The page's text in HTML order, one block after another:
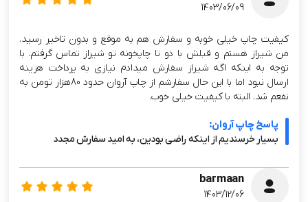
1403/06/09
کیفیت چاپ خیلی خوبه و سفارش هم به موقع و بدون تاخیر رسید.
من شیراز هستم و قبلش با دو تا چاپخونه تو شیراز تماس گرفتم. با
توجه به اینکه اگه شیراز سفارش میدادم نیازی به پرداخت هزینه
ارسال نبود اما با این حال سفارشم از چاپ آروان حدود 80هزار تومن به
نفعم شد. البته با کیفیت خیلی خوب.
پاسخ چاپ آروان:
بسیار خرسندیم از اینکه راضی بودین، به امید سفارش مجدد
barmaan
1403/12/06